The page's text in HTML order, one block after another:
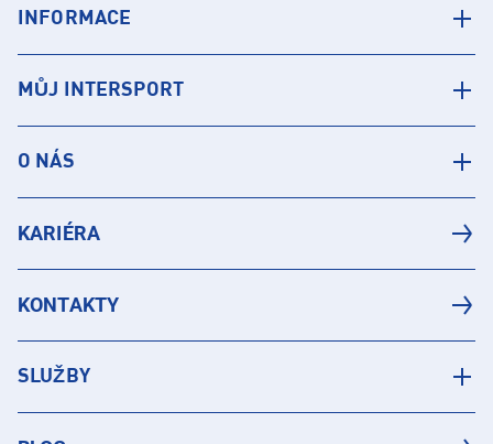
INFORMACE
MŮJ INTERSPORT
O NÁS
KARIÉRA
KONTAKTY
SLUŽBY